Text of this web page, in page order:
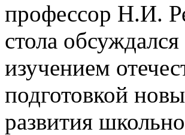
профессор Н.И.
стола
изучением
подготовкой
развития